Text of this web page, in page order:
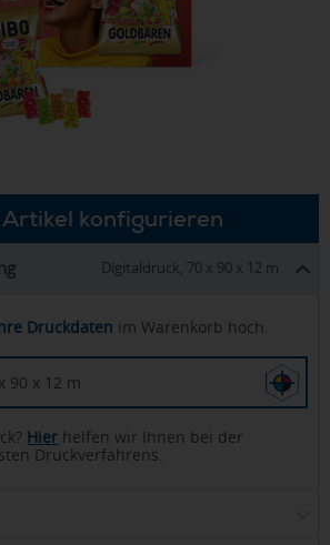
konfigurieren
Digitaldruck, 70 x 90 x 12 m
Druckdaten im Warenkorb hoch.
90 x 12 m
Hier helfen wir Ihnen bei der
Druckverfahrens.